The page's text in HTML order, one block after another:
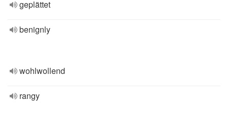
geplättet
benignly
wohlwollend
rangy